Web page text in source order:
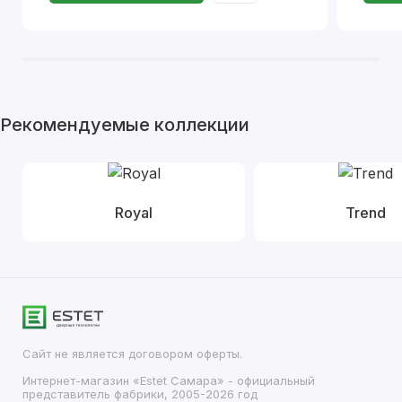
Рекомендуемые коллекции
Royal Trend
Сайт не является договором оферты.
Интернет-магазин «Estet Самара» - официальный
представитель фабрики, 2005-2026 год